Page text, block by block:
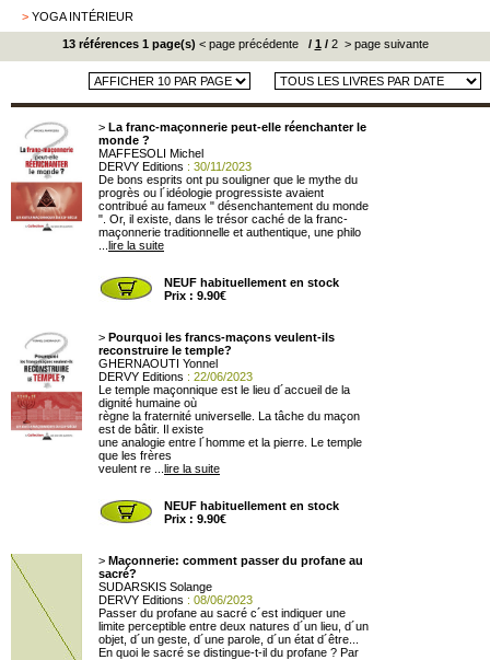
> YOGA INTÉRIEUR
13 références 1 page(s) < page précédente/ 1 /2 > page suivante
> La franc-maçonnerie peut-elle réenchanter le
monde ?
MAFFESOLI Michel
DERVY Editions : 30/11/2023
De bons esprits ont pu souligner que le mythe du
progrès ou l´idéologie progressiste avaient
contribué au fameux " désenchantement du monde
". Or, il existe, dans le trésor caché de la franc-
maçonnerie traditionnelle et authentique, une philo
lire la suite
NEUF habituellement en stock
Prix : 9.90€
> Pourquoi les francs-maçons veulent-ils
reconstruire le temple?
GHERNAOUTI Yonnel
DERVY Editions : 22/06/2023
Le temple maçonnique est le lieu d´accueil de la
dignité humaine où
règne la fraternité universelle. La tâche du maçon
est de bâtir. Il existe
une analogie entre l´homme et la pierre. Le temple
que les frères
veulent re ... lire la suite
NEUF habituellement en stock
Prix : 9.90€
> Maçonnerie: comment passer du profane au
sacré?
SUDARSKIS Solange
DERVY Editions : 08/06/2023
Passer du profane au sacré c´est indiquer une
limite perceptible entre deux natures d´un lieu, d´un
objet, d´un geste, d´une parole, d´un état d´être...
En quoi le sacré se distingue-t-il du profane ? Par